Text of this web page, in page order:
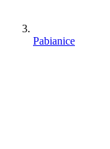
Pabianice